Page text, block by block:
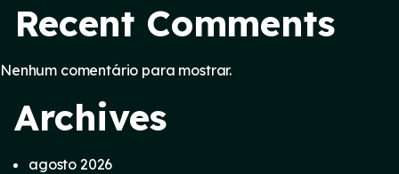
Recent Comments
Nenhum comentário para mostrar.
Archives
agosto 2026